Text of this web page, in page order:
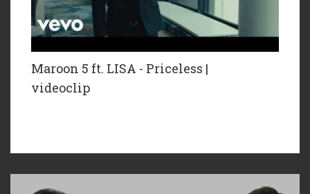
Maroon 5 ft. LISA - Priceless |
videoclip